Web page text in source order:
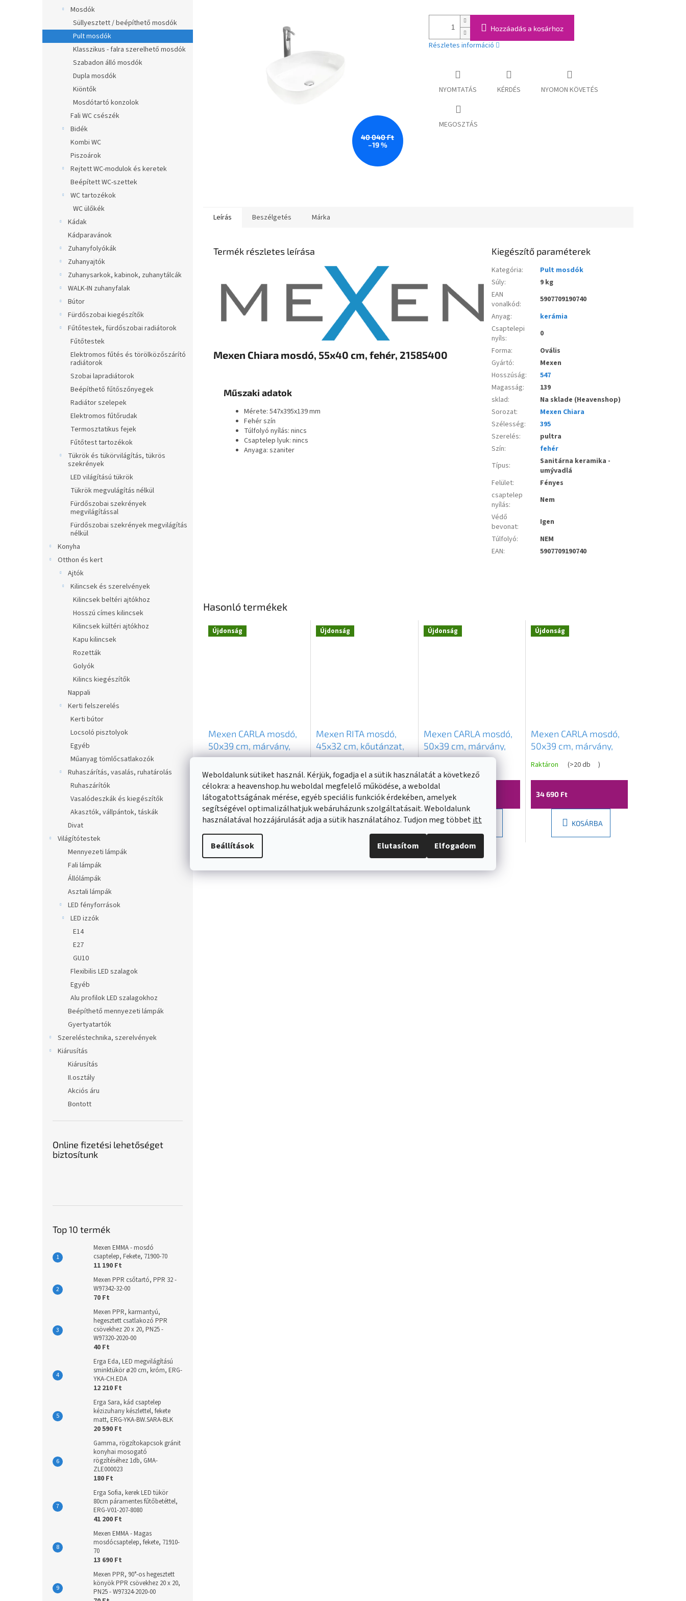
Weboldalunk sütiket használ. Kérjük, fogadja el a sütik használatát a következő
célokra: a heavenshop.hu weboldal megfelelő működése, a weboldal
látogatottságának mérése, egyéb speciális funkciók érdekében, amelyek
segítségével optimalizálhatjuk webáruházunk szolgáltatásait. Weboldalunk
használatával hozzájárulását adja a sütik használatához. Tudjon meg többetitt
Beállítások Elutasítom Elfogadom
e
l
Mosdók
Süllyesztett / beépíthető mosdók
Pult mosdók
Klasszikus - falra szerelhető mosdók
Szabadon álló mosdók
Dupla mosdók
Kiöntők
Mosdótartó konzolok
Fali WC csészék
Bidék
Kombi WC
Piszoárok
Rejtett WC-modulok és keretek
Beépített WC-szettek
WC tartozékok
WC ülőkék
Kádak
Kádparavánok
Zuhanyfolyókák
Zuhanyajtók
Zuhanysarkok, kabinok, zuhanytálcák
WALK-IN zuhanyfalak
Bútor
Fürdőszobai kiegészítők
Fűtőtestek, fürdőszobai radiátorok
Fűtőtestek
Elektromos fűtés és törölközőszárító
radiátorok
Szobai lapradiátorok
Beépíthető fűtőszőnyegek
Radiátor szelepek
Elektromos fűtőrudak
Termosztatikus fejek
Fűtőtest tartozékok
Tükrök és tükörvilágítás, tükrös
szekrények
LED világítású tükrök
Tükrök megvulágítás nélkül
Fürdőszobai szekrények
megvilágítással
Fürdőszobai szekrények megvilágítás
nélkül
Konyha
Otthon és kert
Ajtók
Kilincsek és szerelvények
Kilincsek beltéri ajtókhoz
Hosszú címes kilincsek
Kilincsek kültéri ajtókhoz
Kapu kilincsek
Rozetták
Golyók
Kilincs kiegészítők
Nappali
Kerti felszerelés
Kerti bútor
Locsoló pisztolyok
Egyéb
Műanyag tömlőcsatlakozók
Ruhaszárítás, vasalás, ruhatárolás
Ruhaszárítók
Vasalódeszkák és kiegészítők
Akasztók, vállpántok, táskák
Divat
Világítótestek
Mennyezeti lámpák
Fali lámpák
Állólámpák
Asztali lámpák
LED fényforrások
LED izzók
E14
E27
GU10
Flexibilis LED szalagok
Egyéb
Alu profilok LED szalagokhoz
Beépíthető mennyezeti lámpák
Gyertyatartók
Szereléstechnika, szerelvények
Kiárusítás
Kiárusítás
II.osztály
Akciós áru
Bontott
Online fizetési lehetőséget
biztosítunk
Top 10 termék
Mexen EMMA - mosdó
csaptelep, Fekete, 71900-70
11 190 Ft
Mexen PPR csőtartó, PPR 32 -
W97342-32-00
70 Ft
Mexen PPR, karmantyú,
hegesztett csatlakozó PPR
csövekhez 20 x 20, PN25 -
W97320-2020-00
40 Ft
Erga Eda, LED megvilágítású
sminktükör ø20 cm, króm, ERG-
YKA-CH.EDA
12 210 Ft
Erga Sara, kád csaptelep
kézizuhany készlettel, fekete
matt, ERG-YKA-BW.SARA-BLK
20 590 Ft
Gamma, rögzítokapcsok gránit
konyhai mosogató
rögzítéséhez 1db, GMA-
ZLE000023
180 Ft
Erga Sofia, kerek LED tükör
80cm páramentes fűtőbetéttel,
ERG-V01-207-8080
41 200 Ft
Mexen EMMA - Magas
mosdócsaptelep, fekete, 71910-
70
13 690 Ft
Mexen PPR, 90°-os hegesztett
könyök PPR csövekhez 20 x 20,
PN25 - W97324-2020-00
40 040 Ft
–19 %
Hozzáadás a kosárhoz
Részletes információ
NYOMTATÁS KÉRDÉS NYOMON KÖVETÉS
MEGOSZTÁS
Leírás Beszélgetés Márka
Termék részletes leírása
Mexen Chiara mosdó, 55x40 cm, fehér, 21585400
Műszaki adatok
Mérete: 547x395x139 mm
Fehér szín
Túlfolyó nyílás: nincs
Csaptelep lyuk: nincs
Anyaga: szaniter
Kiegészítő paraméterek
Kategória:
Pult mosdók
Súly:
9 kg
EAN
vonalkód:
5907709190740
Anyag:
kerámia
Csaptelepi
nyíls:
0
Forma:
Ovális
Gyártó:
Mexen
Hosszúság:
547
Magasság:
139
sklad:
Na sklade (Heavenshop)
Sorozat:
Mexen Chiara
Szélesség:
395
Szerelés:
pultra
Szín:
fehér
Típus:
Sanitárna keramika -
umývadlá
Felület:
Fényes
csaptelep
nyílás:
Nem
Védő
bevonat:
Igen
Túlfolyó:
NEM
EAN: 5907709190740
Hasonló termékek
Újdonság
Mexen CARLA mosdó,
50x39 cm, márvány,
21555091
34 690 Ft
KOSÁRBA
Újdonság
Mexen RITA mosdó,
45x32 cm, kőutánzat,
21084591
30 990 Ft
KOSÁRBA
Újdonság
Mexen CARLA mosdó,
50x39 cm, márvány,
21555093
34 690 Ft
KOSÁRBA
Újdonság
Mexen CARLA mosdó,
50x39 cm, márvány,
Raktáron (>20 db )
34 690 Ft
KOSÁRBA